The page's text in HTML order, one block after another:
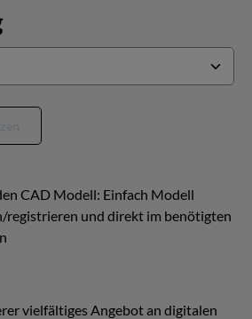
CAD Modell: Einfach Modell
registrieren und direkt im benötigten
vielfältiges Angebot an digitalen